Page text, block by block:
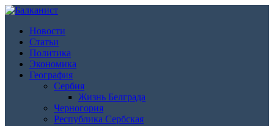
Новости
Статьи
Политика
Экономика
География
Сербия
Жизнь Белграда
Черногория
Республика Сербская